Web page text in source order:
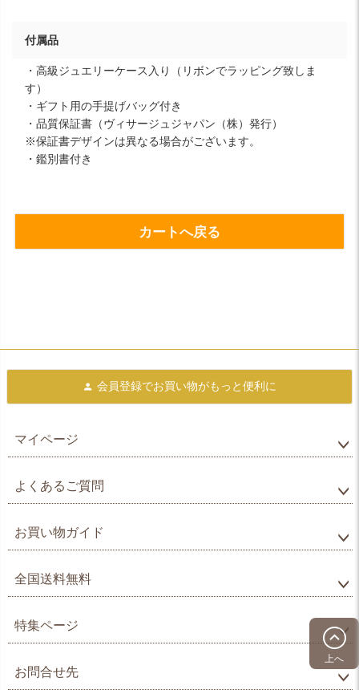
付属品
・高級ジュエリーケース入り（リボンでラッピング致しま
す）
・ギフト用の手提げバッグ付き
・品質保証書（ヴィサージュジャパン（株）発行）
※保証書デザインは異なる場合がございます。
・鑑別書付き
カートへ戻る
上へ
会員登録でお買い物がもっと便利に
マイページ
よくあるご質問
お買い物ガイド
全国送料無料
特集ページ
お問合せ先